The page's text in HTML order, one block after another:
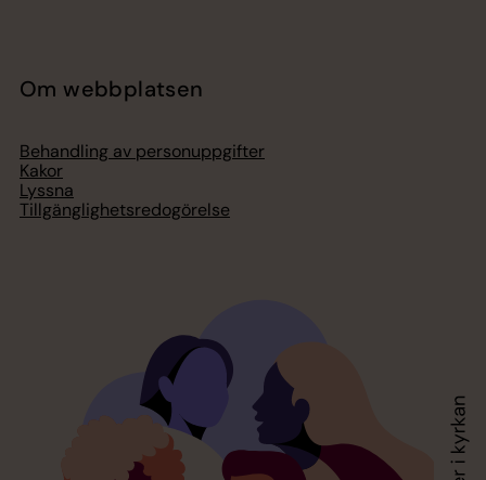
Om webbplatsen
Behandling av personuppgifter
Kakor
Lyssna
Tillgänglighetsredogörelse